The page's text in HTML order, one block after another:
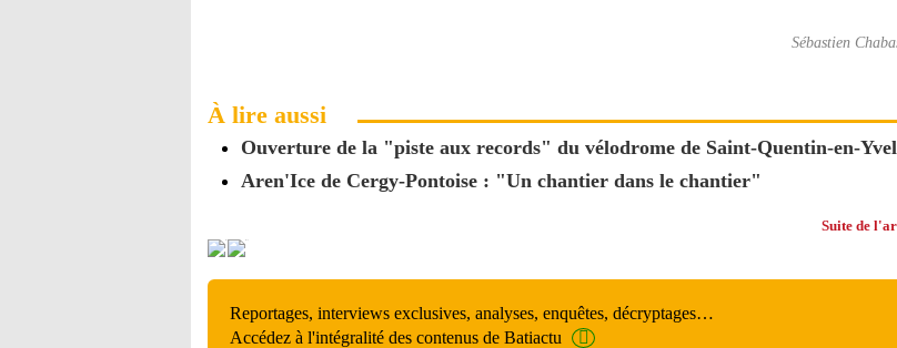
Sébastien
À lire aussi
Ouverture de la "piste aux records" du vélodrome de Saint-Quentin-en-
Aren'Ice de Cergy-Pontoise : "Un chantier dans le chantier"
Suite de
Reportages, interviews exclusives, analyses, enquêtes, décryptages…
Accédez à l'intégralité des contenus de Batiactu